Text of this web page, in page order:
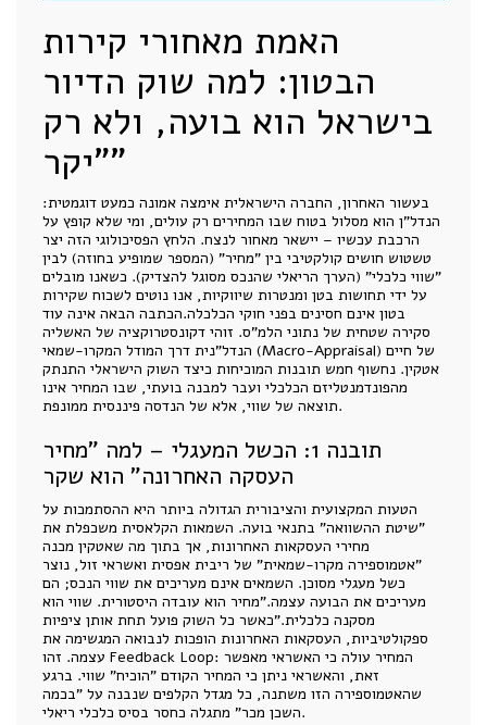
האמת מאחורי קירות
הבטון: למה שוק הדיור
בישראל הוא בועה, ולא רק
"יקר"
בעשור האחרון, החברה הישראלית אימצה אמונה כמעט דוגמטית:
הנדל"ן הוא מסלול בטוח שבו המחירים רק עולים, ומי שלא קופץ על
הרכבת עכשיו – יישאר מאחור לנצח. הלחץ הפסיכולוגי הזה יצר
טשטוש חושים קולקטיבי בין "מחיר" (המספר שמופיע בחוזה) לבין
"שווי כלכלי" (הערך הריאלי שהנכס מסוגל להצדיק). כשאנו מובלים
על ידי תחושות בטן ומנטרות שיווקיות, אנו נוטים לשכוח שקירות
בטון אינם חסינים בפני חוקי הכלכלה.הכתבה הבאה אינה עוד
סקירה שטחית של נתוני הלמ"ס. זוהי דקונסטרוקציה של האשליה
הנדל"נית דרך המודל המקרו-שמאי (Macro-Appraisal) של חיים
אטקין. נחשוף חמש תובנות המוכיחות כיצד השוק הישראלי התנתק
מהפונדמנטליזם הכלכלי ועבר למבנה בועתי, שבו המחיר אינו
תוצאה של שווי, אלא של הנדסה פיננסית ממונפת.
תובנה 1: הכשל המעגלי – למה "מחיר
העסקה האחרונה" הוא שקר
הטעות המקצועית והציבורית הגדולה ביותר היא ההסתמכות על
"שיטת ההשוואה" בתנאי בועה. השמאות הקלאסית משכפלת את
מחירי העסקאות האחרונות, אך בתוך מה שאטקין מכנה
"אטמוספירה מקרו-שמאית" של ריבית אפסית ואשראי זול, נוצר
כשל מעגלי מסוכן. השמאים אינם מעריכים את שווי הנכס; הם
מעריכים את הבועה עצמה."מחיר הוא עובדה היסטורית. שווי הוא
מסקנה כלכלית."כאשר כל השוק פועל תחת אותן ציפיות
ספקולטיביות, העסקאות האחרונות הופכות לנבואה המגשימה את
עצמה. זהו Feedback Loop: המחיר עולה כי האשראי מאפשר
זאת, והאשראי ניתן כי המחיר הקודם "הוכיח" שווי. ברגע
שהאטמוספירה הזו משתנה, כל מגדל הקלפים שנבנה על "בכמה
השכן מכר" מתגלה כחסר בסיס כלכלי ריאלי.